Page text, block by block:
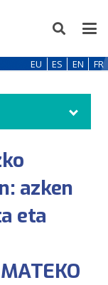
EU ES EN FR
azken
eta